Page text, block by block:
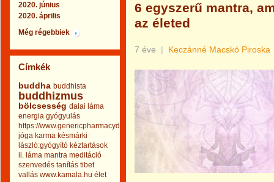
2020. június
2020. április
Még régebbiek
Címkék
buddha buddhista
buddhizmus
bölcsesség dalai láma
energia gyógyulás
https://www.genericpharmacydrug.com
jóga karma késmárki
lászló:gyógyító kéztartások
ii. láma mantra meditáció
szenvedés tanítás tibet
vallás www.kamala.hu élet
6 egyszerű mantra,
az életed
7 éve | Keczánné Macskó Piroska